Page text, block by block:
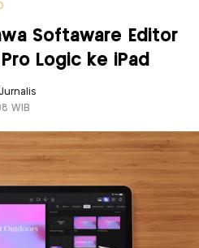
Softaware Editor
Logic ke iPad
WIB